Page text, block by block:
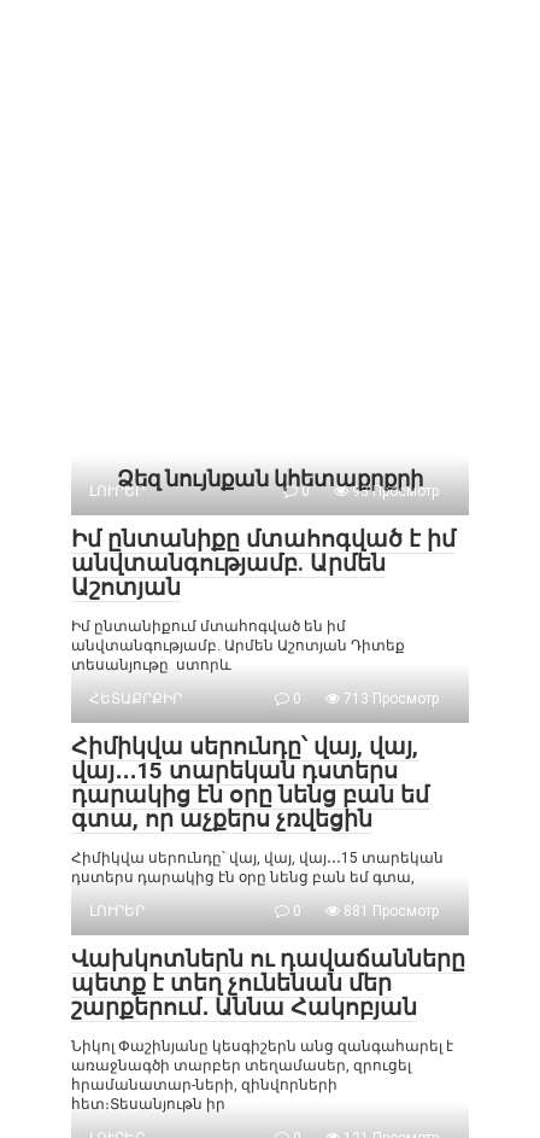
Ձեզ նույնքան կհետաքրքրի
ԼՈՒՐԵՐ 0 93 Просмотр
Իմ ընտանիքը մտահոգված է իմ
անվտանգությամբ. Արմեն
Աշոտյան
Իմ ընտանիքում մտահոգված են իմ
անվտանգությամբ. Արմեն Աշոտյան Դիտեք
տեսանյութը ստորև
ՀԵՏԱՔՐՔԻՐ
0 713 Просмотр
Հիմիկվա սերունդը՝ վայ, վայ,
վայ․․․15 տարեկան դստերս
դարակից էն օրը նենց բան եմ
գտա, որ աչքերս չռվեցին
Հիմիկվա սերունդը՝ վայ, վայ, վայ․․․15 տարեկան
դստերս դարակից էն օրը նենց բան եմ գտա,
ԼՈՒՐԵՐ
0 881 Просмотр
Վախկոտներն ու դավաճանները
պետք է տեղ չունենան մեր
շարքերում․ Աննա Հակոբյան
Նիկոլ Փաշինյանը կեսգիշերն անց զանգահարել է
առաջնագծի տարբեր տեղամասեր, զրուցել
հրամանատար-ների, զինվորների
հետ։Տեսանյութն իր